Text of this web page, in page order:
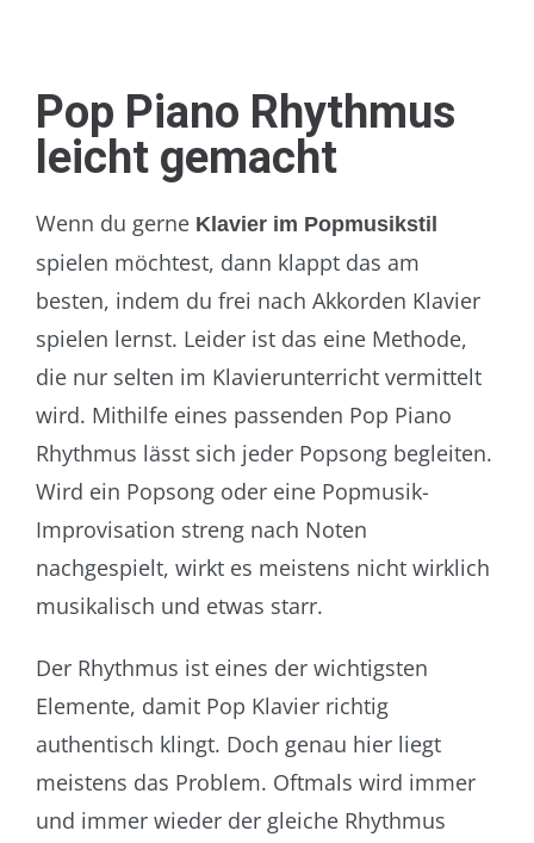
Pop Piano Rhythmus
leicht gemacht
Wenn du gerne Klavier im Popmusikstil
spielen möchtest, dann klappt das am
besten, indem du frei nach Akkorden Klavier
spielen lernst. Leider ist das eine Methode,
die nur selten im Klavierunterricht vermittelt
wird. Mithilfe eines passenden Pop Piano
Rhythmus lässt sich jeder Popsong begleiten.
Wird ein Popsong oder eine Popmusik-
Improvisation streng nach Noten
nachgespielt, wirkt es meistens nicht wirklich
musikalisch und etwas starr.
Der Rhythmus ist eines der wichtigsten
Elemente, damit Pop Klavier richtig
authentisch klingt. Doch genau hier liegt
meistens das Problem. Oftmals wird immer
und immer wieder der gleiche Rhythmus